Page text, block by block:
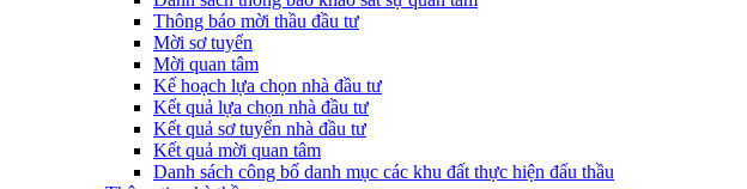
Thông báo mời thầu đầu tư
Mời sơ tuyển
Mời quan tâm
Kế hoạch lựa chọn nhà đầu tư
Kết quả lựa chọn nhà đầu tư
Kết quả sơ tuyển nhà đầu tư
Kết quả mời quan tâm
Danh sách công bố danh mục các khu đất thực hiện đấu thầu